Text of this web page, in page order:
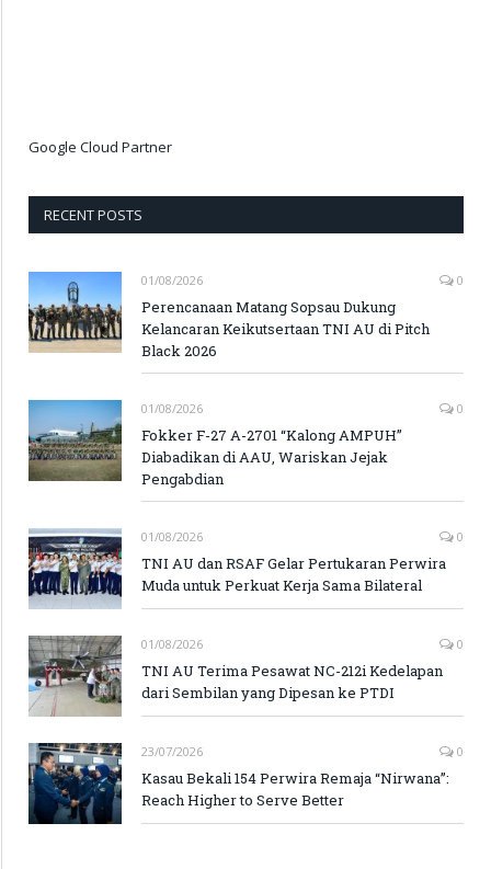
Google Cloud Partner
RECENT POSTS
01/08/2026 0
Perencanaan Matang Sopsau Dukung
Kelancaran Keikutsertaan TNI AU di Pitch
Black 2026
01/08/2026 0
Fokker F-27 A-2701 “Kalong AMPUH”
Diabadikan di AAU, Wariskan Jejak
Pengabdian
01/08/2026 0
TNI AU dan RSAF Gelar Pertukaran Perwira
Muda untuk Perkuat Kerja Sama Bilateral
01/08/2026 0
TNI AU Terima Pesawat NC-212i Kedelapan
dari Sembilan yang Dipesan ke PTDI
23/07/2026 0
Kasau Bekali 154 Perwira Remaja “Nirwana”:
Reach Higher to Serve Better